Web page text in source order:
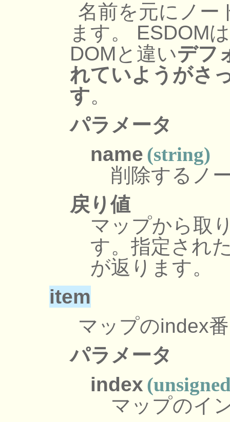
名前を元にノー
ます。 ESDOM
DOMと違いデフ
れていようがさ
す。
パラメータ
name (string)
削除するノ
戻り値
マップから取
す。指定され
が返ります。
item
マップのindex
パラメータ
index
マップのイ